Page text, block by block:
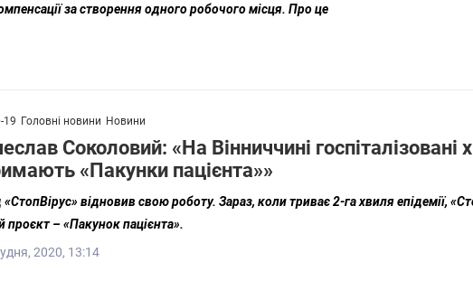
за створення одного робочого місця. Про це
19 Головні новини Новини
Соколовий: «На Вінниччині госпіталізовані
«Пакунки пацієнта»»
відновив свою роботу. Зараз, коли триває 2-га хвиля епідемії,
проєкт – «Пакунок пацієнта».
2020, 13:14